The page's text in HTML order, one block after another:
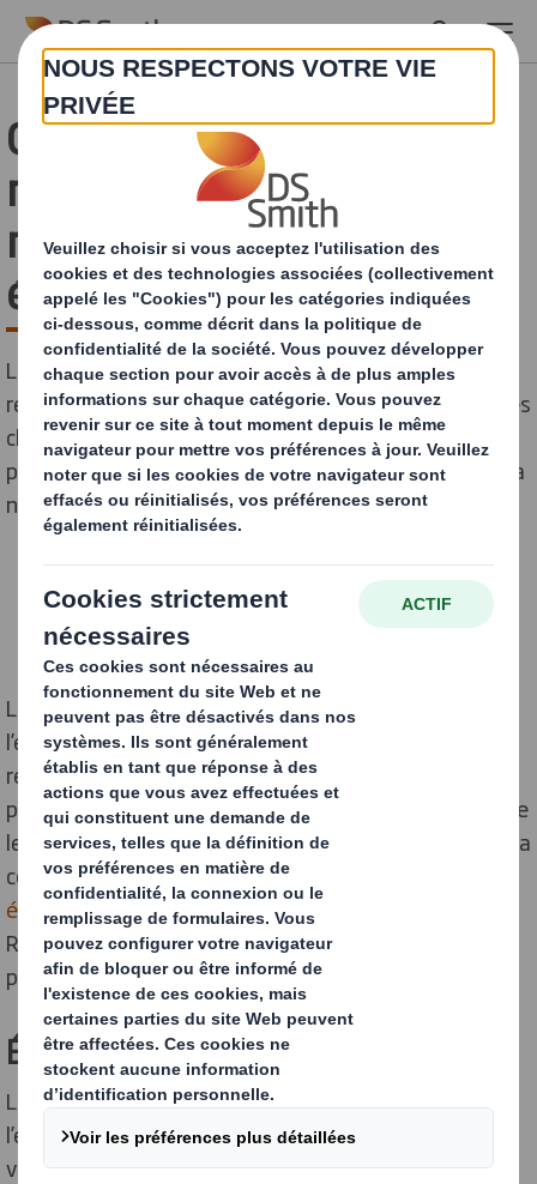
Skip to main content
Comment le carton est-il
recyclé ? Le processus de
recyclage du carton en 7
étapes clés
Le carton est l’un des matériaux les plus largement
recyclés au monde. Ce guide présentera les sept étapes
clés du processus de recyclage du carton, déroulant le
parcours du carton de la collecte des déchets jusqu’à sa
nouvelle vie.
Le recyclage du carton contribue à protéger
l’environnement et à éviter de gaspiller de précieuses
ressources dans les décharges. Comprendre le
processus de recyclage est essentiel pour s’assurer que
le carton soit stocké et collecté correctement, réduire la
contamination et contribuer à l’instauration d’une
économie circulaire. ChezDS Smith
Recycling, Paper et Packaging travaillent de concert
pour y parvenir chaque jour.
Étape 1 : Tri et stockage du carton
Le carton est utilisé comme ressource essentielle pour
l’emballage dans de nombreux secteurs tels que la
vente au détail, la fabrication, l’impression et l’édition,